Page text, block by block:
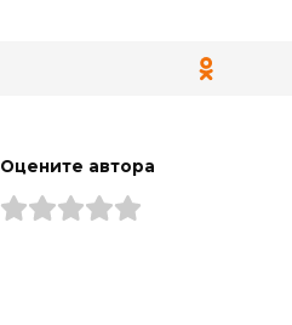
Оцените автора